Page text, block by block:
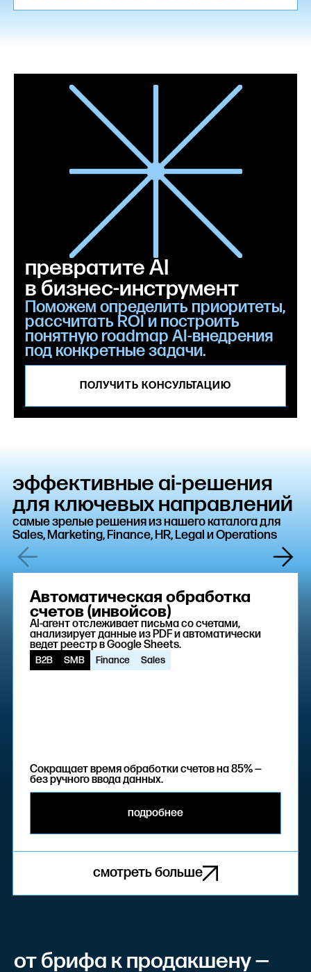
превратите AI
в бизнес‑инструмент
Поможем определить приоритеты,
рассчитать ROI и построить
понятную roadmap AI-внедрения
под конкретные задачи.
ПОЛУЧИТЬ КОНСУЛЬТАЦИЮ
эффективные ai-решения
для ключевых направлений
cамые зрелые решения из нашего каталога для
Sales, Marketing, Finance, HR, Legal и Operations
Автоматическая обработка
счетов (инвойсов)
AI-агент отслеживает письма со счетами,
анализирует данные из PDF и автоматически
ведет реестр в Google Sheets.
B2B SMB Finance Sales
Сокращает время обработки счетов на 85% —
без ручного ввода данных.
подробнее
смотреть больше
от брифа к продакшену —